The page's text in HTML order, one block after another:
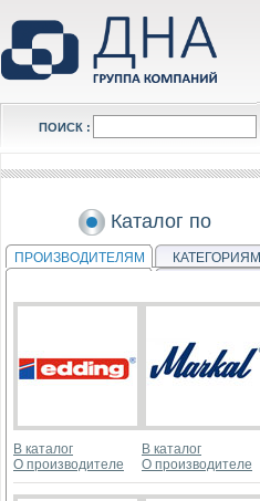
ПОИСК :
Каталог по
ПРОИЗВОДИТЕЛЯМ КАТЕГОРИЯМ
В каталог
О производителе
В каталог
О производителе